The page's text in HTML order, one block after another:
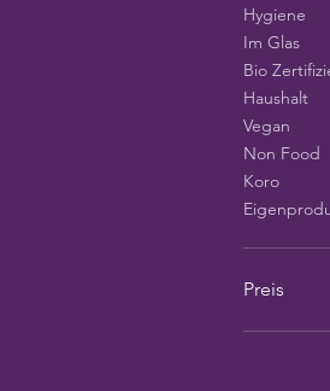
Hygiene
Im Glas
Bio
Haushalt
Vegan
Non Food
Koro
Preis